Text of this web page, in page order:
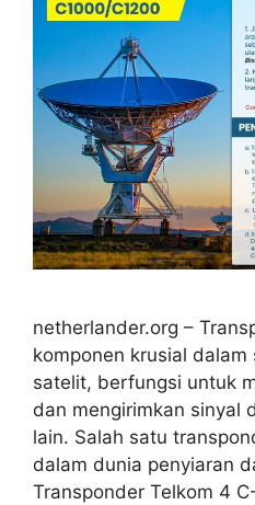
netherlander.org –
komponen krusial dalam
satelit, berfungsi untuk
dan mengirimkan sinyal
lain. Salah satu
dalam dunia penyiaran
Transponder Telkom 4